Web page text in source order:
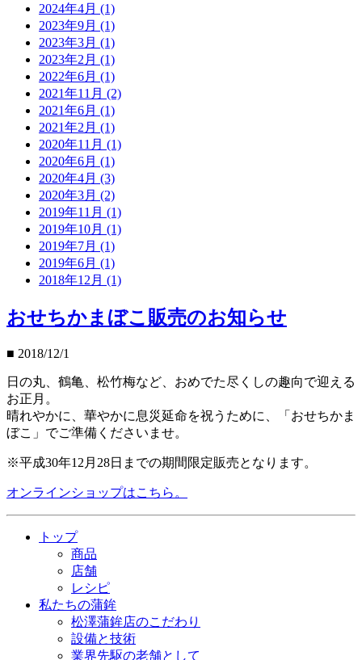
2024年4月 (1)
2023年9月 (1)
2023年3月 (1)
2023年2月 (1)
2022年6月 (1)
2021年11月 (2)
2021年6月 (1)
2021年2月 (1)
2020年11月 (1)
2020年6月 (1)
2020年4月 (3)
2020年3月 (2)
2019年11月 (1)
2019年10月 (1)
2019年7月 (1)
2019年6月 (1)
2018年12月 (1)
おせちかまぼこ販売のお知らせ
■ 2018/12/1
日の丸、鶴亀、松竹梅など、おめでた尽くしの趣向で迎える
お正月。
晴れやかに、華やかに息災延命を祝うために、「おせちかま
ぼこ」でご準備くださいませ。
※平成30年12月28日までの期間限定販売となります。
オンラインショップはこちら。
トップ
商品
店舗
レシピ
私たちの蒲鉾
松澤蒲鉾店のこだわり
設備と技術
業界先駆の老舗として